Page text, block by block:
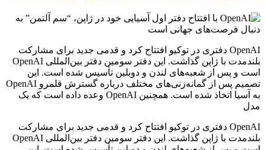
OpenAI دفتری در توکیو افتتاح کرد و قدمی جدید برای مشارکت
بلندمدت با ژاپن گذاشت. این دفتر سومین دفتر بین‌المللی OpenAI
است و پس از شعبه‌های لندن و دوبلین تأسیس شده است. این
تصمیم پس از گمانه‌زنی‌های مختلف درباره گسترش قلمرو OpenAI
به آسیا اتخاذ شده است. همچنین OpenAI وعده داده است که یک
مدل
OpenAI دفتری در توکیو افتتاح کرد و قدمی جدید برای مشارکت
بلندمدت با ژاپن گذاشت. این دفتر سومین دفتر بین‌المللی OpenAI